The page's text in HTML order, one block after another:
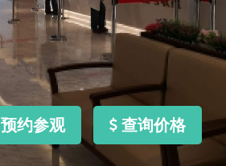
预约参观 查询价格